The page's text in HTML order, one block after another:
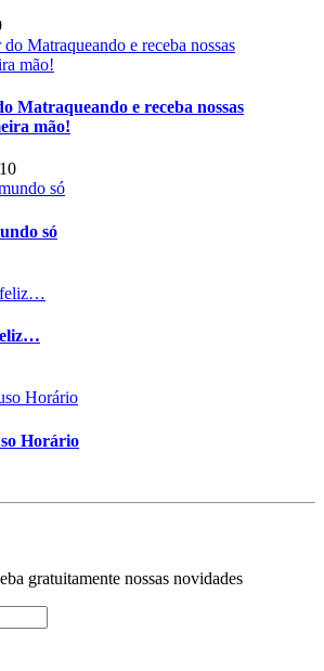
Matraqueando e receba nossas
mão!
só
Horário
gratuitamente nossas novidades